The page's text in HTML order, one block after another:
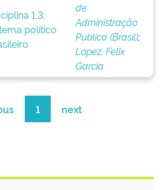
1.3:
político
de
Administração
Pública (Brasil);
Lopez, Felix
Garcia
1 next